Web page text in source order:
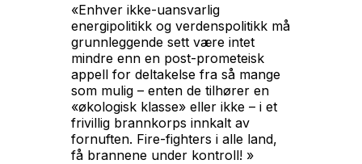
«Enhver ikke-uansvarlig
energipolitikk og verdenspolitikk må
grunnleggende sett være intet
mindre enn en post-prometeisk
appell for deltakelse fra så mange
som mulig – enten de tilhører en
«økologisk klasse» eller ikke – i et
frivillig brannkorps innkalt av
fornuften. Fire-fighters i alle land,
få brannene under kontroll! »